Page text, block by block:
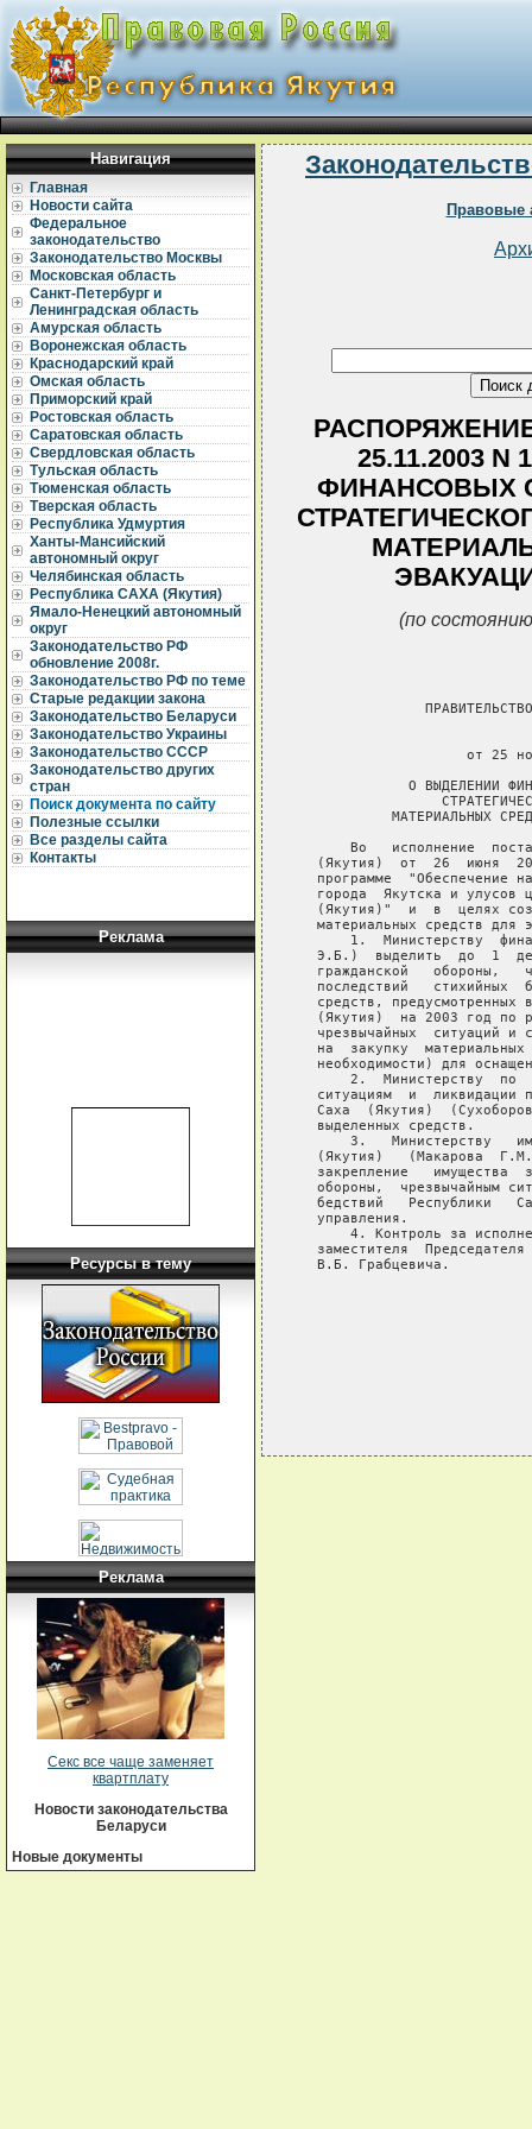
Навигация
Главная
Новости сайта
Федеральное
законодательство
Законодательство Москвы
Московская область
Санкт-Петербург и
Ленинградская область
Амурская область
Воронежская область
Краснодарский край
Омская область
Приморский край
Ростовская область
Саратовская область
Свердловская область
Тульская область
Тюменская область
Тверская область
Республика Удмуртия
Ханты-Мансийский
автономный округ
Челябинская область
Республика САХА (Якутия)
Ямало-Ненецкий автономный
округ
Законодательство РФ
обновление 2008г.
Законодательство РФ по теме
Старые редакции закона
Законодательство Беларуси
Законодательство Украины
Законодательство СССР
Законодательство других
стран
Поиск документа по сайту
Полезные ссылки
Все разделы сайта
Контакты
Реклама
Ресурсы в тему
Реклама
Секс все чаще заменяет
квартплату
Новости законодательства
Беларуси
Новые документы
Правовые
25.11.2003
ФИНАНСОВЫХ
(по
от 25
О ВЫДЕЛЕНИИ
МАТЕРИАЛЬНЫХ
Во   исполнение
(Якутия)  от  26  июня
программе  "Обеспечение
города  Якутска и улусов
(Якутия)"  и  в  целях
материальных средств для
1.  Министерству
Э.Б.)  выделить  до  1
гражданской   обороны,
последствий   стихийных
средств, предусмотренных
(Якутия)  на 2003 год по
чрезвычайных  ситуаций и
на  закупку
необходимости) для
2.  Министерству  по
ситуациям  и  ликвидации
Саха  (Якутия)
   выделенных средств.
3.   Министерству
(Якутия)   (Макарова
закрепление   имущества
обороны,  чрезвычайным
бедствий   Республики
   управления.
4. Контроль за
заместителя
   В.Б. Грабцевича.